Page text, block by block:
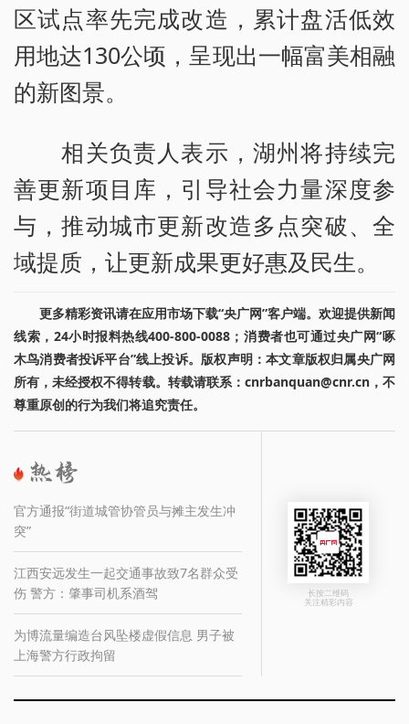
区试点率先完成改造，累计盘活低效
用地达130公顷，呈现出一幅富美相融
的新图景。
相关负责人表示，湖州将持续完
善更新项目库，引导社会力量深度参
与，推动城市更新改造多点突破、全
域提质，让更新成果更好惠及民生。
更多精彩资讯请在应用市场下载“央广网”客户端。欢迎提供新闻
线索，24小时报料热线400-800-0088；消费者也可通过央广网“啄
木鸟消费者投诉平台”线上投诉。版权声明：本文章版权归属央广网
所有，未经授权不得转载。转载请联系：cnrbanquan@cnr.cn，不
尊重原创的行为我们将追究责任。
官方通报“街道城管协管员与摊主发生冲
突”
江西安远发生一起交通事故致7名群众受
伤 警方：肇事司机系酒驾
为博流量编造台风坠楼虚假信息 男子被
上海警方行政拘留
长按二维码
关注精彩内容